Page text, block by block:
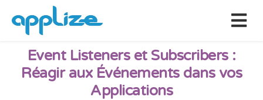
Event Listeners et Subscribers :
Réagir aux Événements dans vos
Applications